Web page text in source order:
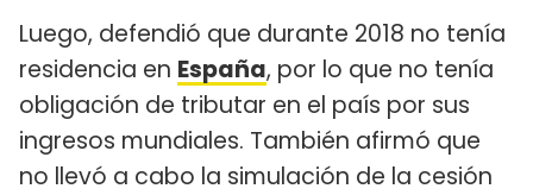
Luego, defendió que durante 2018 no tenía
residencia en España, por lo que no tenía
obligación de tributar en el país por sus
ingresos mundiales. También afirmó que
no llevó a cabo la simulación de la cesión